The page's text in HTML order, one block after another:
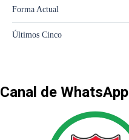
Canal de WhatsApp